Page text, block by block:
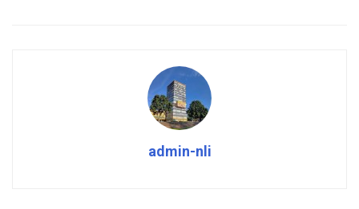
admin-nli